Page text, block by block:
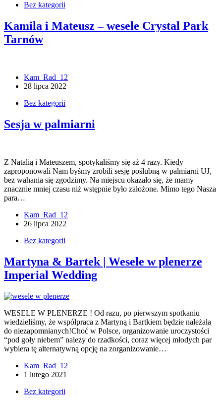
Bez kategorii
Kamila i Mateusz – wesele Crystal Park
Tarnów
Kam_Rad_12
28 lipca 2022
Bez kategorii
Sesja w palmiarni
Z Natalią i Mateuszem, spotykaliśmy się aż 4 razy. Kiedy
zaproponowali Nam byśmy zrobili sesję poślubną w palmiarni UJ,
bez wahania się zgodzimy. Na miejscu okazało się, że mamy
znacznie mniej czasu niż wstępnie było założone. Mimo tego Nasza
para…
Kam_Rad_12
26 lipca 2022
Bez kategorii
Martyna & Bartek | Wesele w plenerze
Imperial Wedding
WESELE W PLENERZE ! Od razu, po pierwszym spotkaniu
wiedzieliśmy, że współpraca z Martyną i Bartkiem będzie należała
do niezapomnianych!Choć w Polsce, organizowanie uroczystości
“pod goły niebem” należy do rzadkości, coraz więcej młodych par
wybiera tę alternatywną opcję na zorganizowanie…
Kam_Rad_12
1 lutego 2021
Bez kategorii